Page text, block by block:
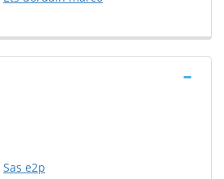
Sas e2p